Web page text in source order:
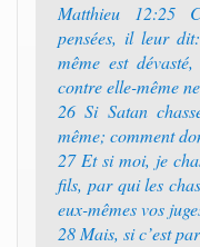
Matthieu 12:25
pensées, il leur
même est
contre elle-même
26 Si Satan
même; comment
27 Et si moi, je
fils, par qui les
eux-mêmes vos
28 Mais, si c’est